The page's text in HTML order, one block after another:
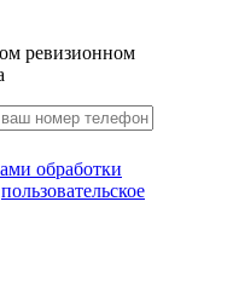
ревизионном
обработки
пользовательское